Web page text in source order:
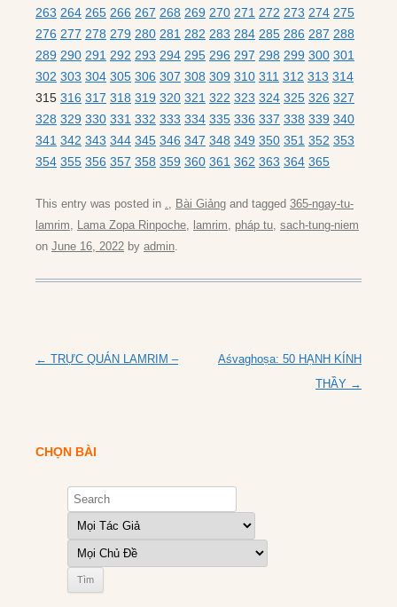
263 264 265 266 267 268 269 270 271 272 273 274 275
276 277 278 279 280 281 282 283 284 285 286 287 288
289 290 291 292 293 294 295 296 297 298 299 300 301
302 303 304 305 306 307 308 309 310 311 312 313 314
315 316 317 318 319 320 321 322 323 324 325 326 327
328 329 330 331 332 333 334 335 336 337 338 339 340
341 342 343 344 345 346 347 348 349 350 351 352 353
354 355 356 357 358 359 360 361 362 363 364 365
This entry was posted in ., Bài Giảng and tagged 365-ngay-tu-
lamrim, Lama Zopa Rinpoche, lamrim, pháp tu, sach-tung-niem
on June 16, 2022 by admin.
Post
← TRỰC QUÁN LAMRIM –
Aśvaghoṣa: 50 HẠNH KÍNH
THẦY →
CHỌN BÀI